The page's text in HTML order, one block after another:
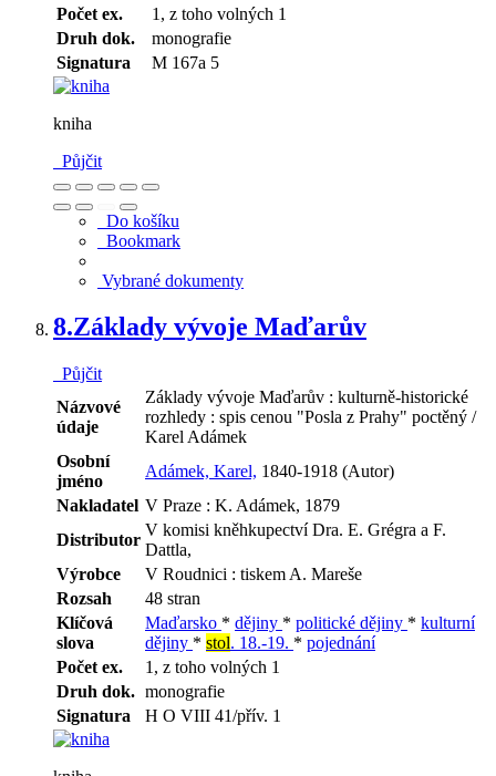
Počet ex.
1, z toho volných 1
Druh dok.
monografie
Signatura
M 167a 5
kniha
Půjčit
Do košíku
Bookmark
Vybrané dokumenty
8.Základy vývoje Maďarův
Půjčit
Názvové
údaje
Základy vývoje Maďarův : kulturně-historické
rozhledy : spis cenou "Posla z Prahy" poctěný /
Karel Adámek
Osobní
jméno
Adámek, Karel, 1840-1918 (Autor)
Nakladatel V Praze : K. Adámek, 1879
Distributor
V komisi kněhkupectví Dra. E. Grégra a F.
Dattla,
Výrobce
V Roudnici : tiskem A. Mareše
Rozsah
48 stran
Klíčová
slova
Maďarsko * dějiny * politické dějiny * kulturní
dějiny * stol. 18.-19. * pojednání
Počet ex.
1, z toho volných 1
Druh dok. monografie
Signatura
H O VIII 41/přív. 1